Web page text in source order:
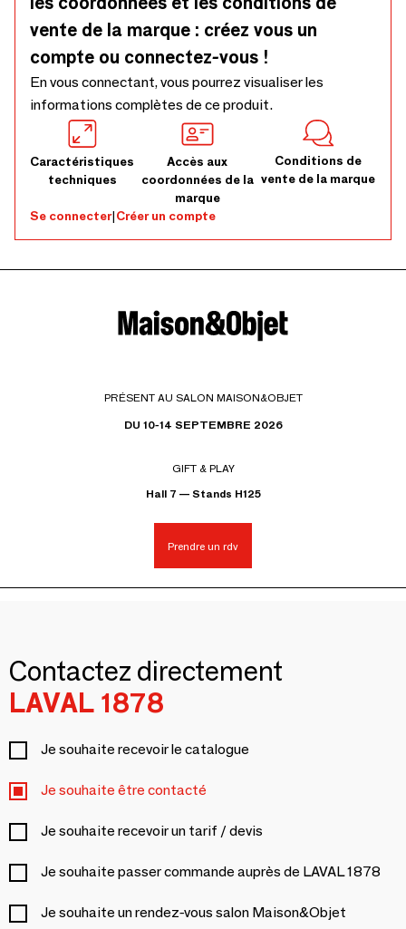
vente de la marque : créez vous un
compte ou connectez-vous !
En vous connectant, vous pourrez visualiser les
informations complètes de ce produit.
Caractéristiques
techniques
Accès aux
coordonnées de la
marque
Conditions de
vente de la marque
Se connecter|Créer un compte
PRÉSENT AU SALON MAISON&OBJET
DU 10-14 SEPTEMBRE 2026
GIFT & PLAY
Hall 7 — Stands H125
Prendre un rdv
Contactez directement
LAVAL 1878
Je souhaite recevoir le catalogue
Je souhaite être contacté
Je souhaite recevoir un tarif / devis
Je souhaite passer commande auprès de LAVAL 1878
Je souhaite un rendez-vous salon Maison&Objet